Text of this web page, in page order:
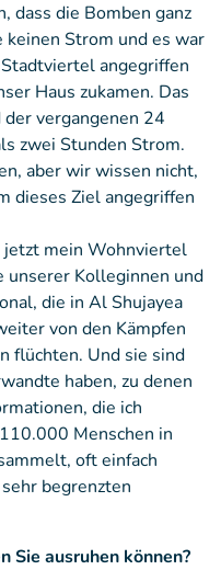
dass die Bomben ganz
keinen Strom und es war
angegriffen
Haus zukamen. Das
vergangenen 24
zwei Stunden Strom.
aber wir wissen nicht,
dieses Ziel angegriffen
jetzt mein Wohnviertel
unserer Kolleginnen und
die in Al Shujayea
von den Kämpfen
flüchten. Und sie sind
haben, zu denen
die ich
Menschen in
oft einfach
begrenzten
Sie ausruhen können?